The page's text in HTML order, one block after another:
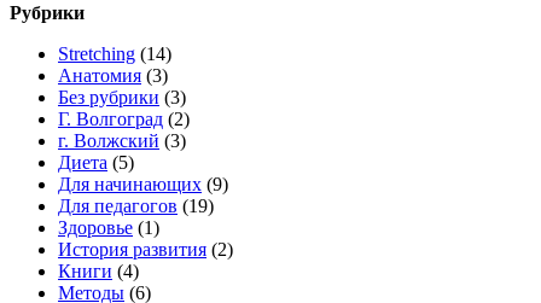
Рубрики
Stretching (14)
Анатомия (3)
Без рубрики (3)
Г. Волгоград (2)
г. Волжский (3)
Диета (5)
Для начинающих (9)
Для педагогов (19)
Здоровье (1)
История развития (2)
Книги (4)
Методы (6)